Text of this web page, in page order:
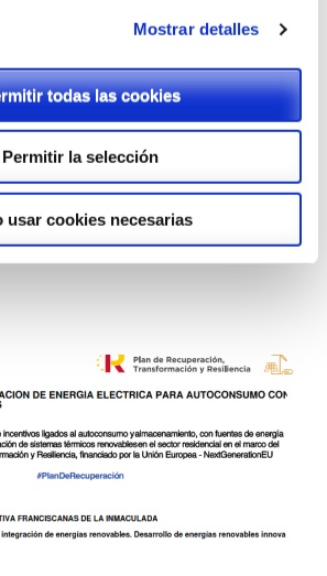
Mostrar detalles
todas las cookies
Permitir la selección
usar cookies necesarias
marzo
La Purísima